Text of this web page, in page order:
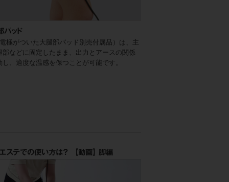
パッド
極がついた大腿部パッド別売付属品）は、主
部などに固定したまま、出力とアースの関係
し、適度な温感を保つことが可能です。
エステでの使い方は？ 【動画】 脚編